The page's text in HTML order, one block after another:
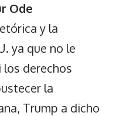
Ode
y la
ya que no le
los derechos
la
Trump a dicho